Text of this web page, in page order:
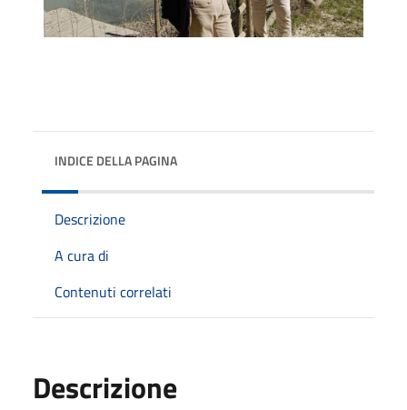
INDICE DELLA PAGINA
Descrizione
A cura di
Contenuti correlati
Descrizione